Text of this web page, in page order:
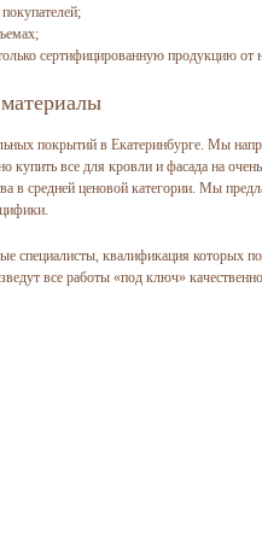
сертифицированную продукцию от
покрытий в Екатеринбурге. Мы
купить все для кровли и фасада на
в средней ценовой категории. Мы
специалисты, квалификация которых
все работы «под ключ»